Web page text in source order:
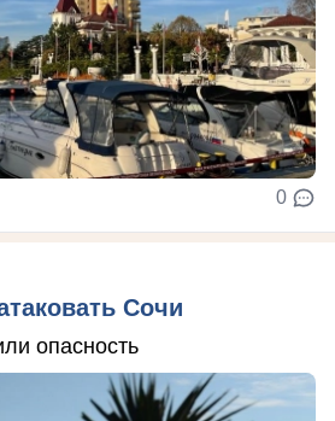
0
Сочи
опасность